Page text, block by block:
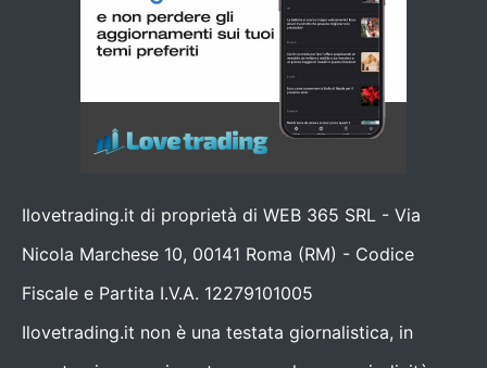
Ilovetrading.it di proprietà di WEB 365 SRL - Via
Nicola Marchese 10, 00141 Roma (RM) - Codice
Fiscale e Partita I.V.A. 12279101005
Ilovetrading.it non è una testata giornalistica, in